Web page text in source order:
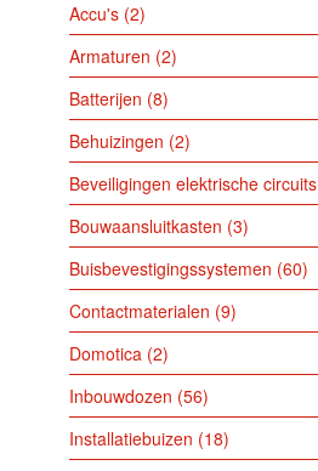
Accu's 2
Armaturen 2
Batterijen 8
Behuizingen 2
Beveiligingen elektrische circuits
Bouwaansluitkasten 3
Buisbevestigingssystemen 60
Contactmaterialen 9
Domotica 2
Inbouwdozen 56
Installatiebuizen 18